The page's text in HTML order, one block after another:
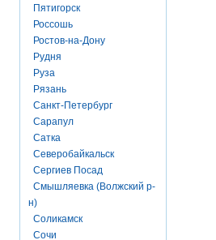
Пятигорск
Россошь
Ростов-на-Дону
Рудня
Руза
Рязань
Санкт-Петербург
Сарапул
Сатка
Северобайкальск
Сергиев Посад
Смышляевка (Волжский р-
н)
Соликамск
Сочи